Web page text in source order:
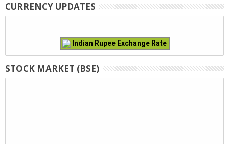
CURRENCY UPDATES
Indian Rupee Exchange Rate
STOCK MARKET (BSE)